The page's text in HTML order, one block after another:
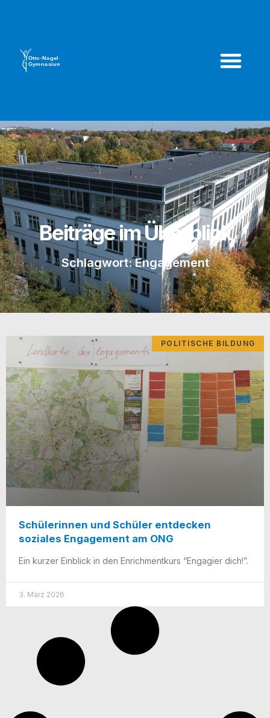
Beiträge im Überblick
Schlagwort: Engagement
POLITISCHE BILDUNG
Schülerinnen und Schüler entdecken
soziales Engagement am ONG
Ein kur­zer Ein­blick in den Enrich­ment­kurs “Enga­gier dich!”.
3. März 2026